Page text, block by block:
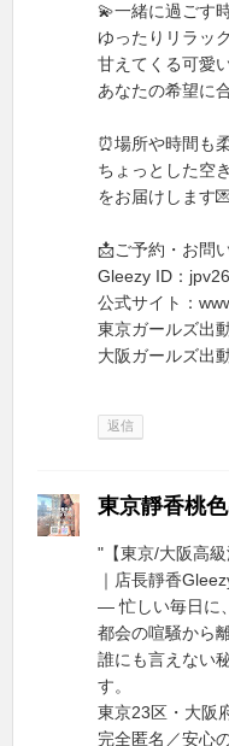
💫一緒に過ごす
ゆったりリラッ
甘えてくる可愛
あなたの希望に
⏰場所や時間も
ちょっとした空
をお届けします
📩ご予約・お問
Gleezy ID：
公式サイト：
東京ガールズ出
大阪ガールズ出
返信
東京靜香桃
"【東京/大阪高
｜店長靜香
— 忙しい毎日に
都会の喧騒から
誰にも言えない
す。
東京23区・大阪
完全匿名／安心